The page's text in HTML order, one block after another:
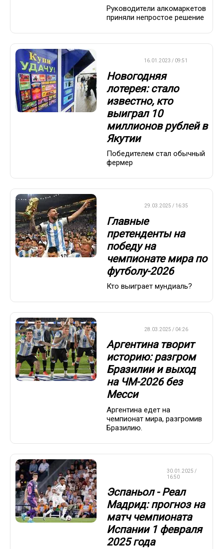
Руководители алкомаркетов
приняли непростое решение
16.01.2023 / 09:51
Новогодняя
лотерея: стало
известно, кто
выиграл 10
миллионов рублей в
Якутии
Победителем стал обычный
фермер
29.03.2025 / 16:35
Главные
претенденты на
победу на
чемпионате мира по
футболу-2026
Кто выиграет мундиаль?
28.03.2025 / 04:26
Аргентина творит
историю: разгром
Бразилии и выход
на ЧМ-2026 без
Месси
Аргентина едет на
чемпионат мира, разгромив
Бразилию.
30.01.2025 /
16:50
Эспаньол - Реал
Мадрид: прогноз на
матч чемпионата
Испании 1 февраля
2025 года